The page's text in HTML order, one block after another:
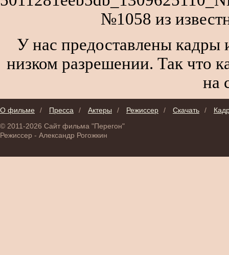
№1058 из
У нас предоставлены кадры
низком разрешении. Так что
на
О фильме / Пресса / Актеры / Режиссер / Скачать /
© 2011-2026 Сайт фильма "Перегон"
Режиссер - Александр Рогожкин